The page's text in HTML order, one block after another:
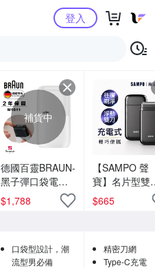
Yahoo購物中心登入
補貨中
德國百靈BRAUN-
黑子彈口袋電動
刮鬍刀/電鬍刀
(M1010經典
$1,788
【SAMPO 聲
寶】名片型雙
頭電鬍刀(EA-
Z2002ML)
$665
口袋型設計，潮
流型男必備
精密刀網
Type-C充電